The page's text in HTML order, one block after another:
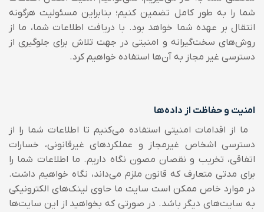
شما را به طور کامل تضمین کنیم؛ بنابراین مسئولیت هرگونه
انتقال بر عهده شما خواهد بود. با دریافت اطلاعات شما، ما از
روش‌های سخت‌گیرانه و امنیتی در جهت تلاش برای جلوگیری از
دسترسی غیر مجاز به آن‌ها استفاده خواهیم کرد.
امنیت و حفاظت از داده‌ها
ما از اقدامات امنیتی استفاده می‌کنیم تا اطلاعات شما را از
دسترسی اشخاص غیرمجاز و عملکردهای غیرقانونی، خسارات
اتفاقی، تخریب و نقصان مصون نگاه داریم. ما اطلاعات شما را
برای مدتی متعارف که قانون ملزم می‌داند، نگاه خواهیم داشت.
در موارد خاص ممکن است سایت ما حاوی لینک‌های الکترونیکی
به سایت‌های دیگر باشد. در صورتی که بخواهید از این سایت‌ها